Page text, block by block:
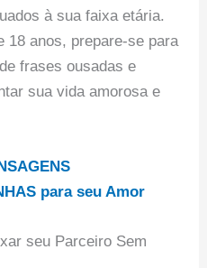
à sua faixa etária.
18 anos, prepare-se para
frases ousadas e
sua vida amorosa e
para seu Amor
seu Parceiro Sem